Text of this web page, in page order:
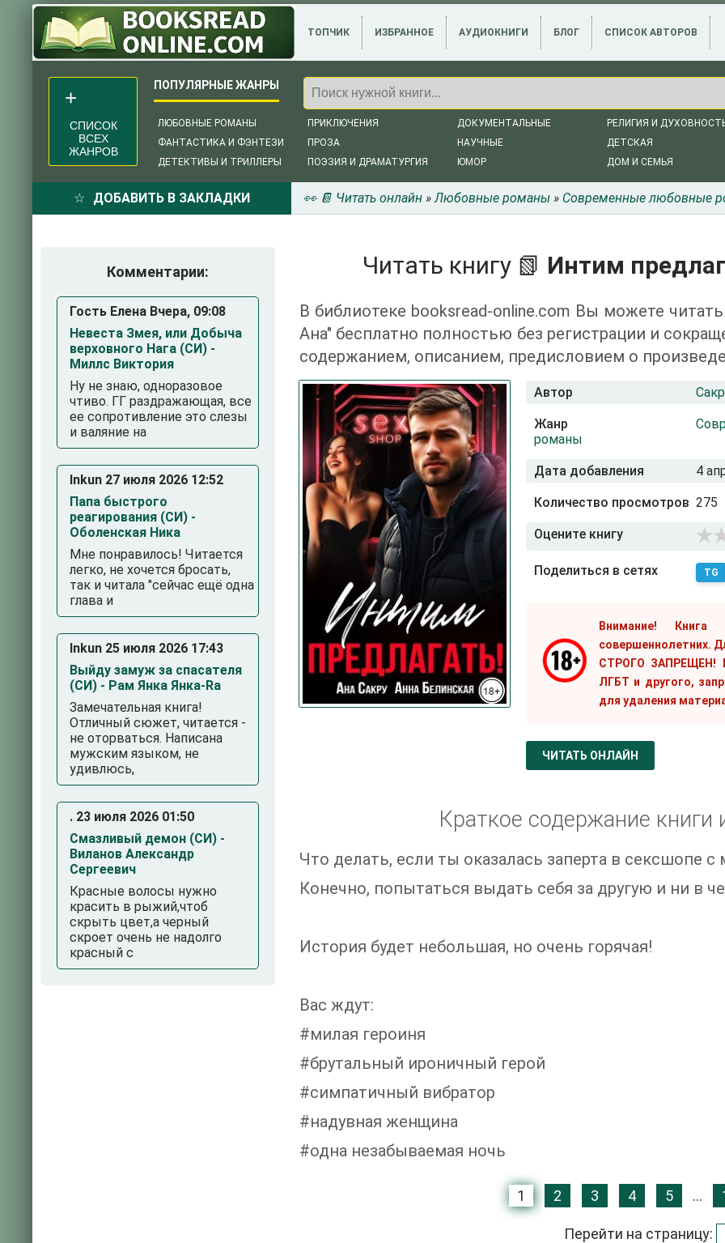
ТОПЧИК ИЗБРАННОЕ АУДИОКНИГИ БЛОГ СПИСОК АВТОРОВ
ЛЮБОВНЫЕ РОМАНЫ
ФАНТАСТИКА И ФЭНТЕЗИ
ДЕТЕКТИВЫ И ТРИЛЛЕРЫ
ПРИКЛЮЧЕНИЯ
ПРОЗА
ПОЭЗИЯ И ДРАМАТУРГИЯ
ДОКУМЕНТАЛЬНЫЕ
НАУЧНЫЕ
ЮМОР
РЕЛИГИЯ И
ДЕТСКАЯ
ДОМ И СЕМЬЯ
СПИСОК
ВСЕХ
ЖАНРОВ
ДОБАВИТЬ В ЗАКЛАДКИ 👀 📔 Читать онлайн »Любовные романы » Современные любовные
Читать книгу 📗 Интим
В библиотеке booksread-online.com Вы можете
Ана" бесплатно полностью без регистрации и
содержанием, описанием, предисловием о
Автор
Жанр
романы
Дата добавления 4
Количество просмотров 275
Оцените книгу
Поделиться в сетях TG
Внимание!
совершеннолетних.
СТРОГО ЗАПРЕЩЕН!
ЛГБТ и другого,
для удаления
ЧИТАТЬ ОНЛАЙН
Краткое содержание книги
Что делать, если ты оказалась заперта в сексшопе
Конечно, попытаться выдать себя за другую и ни в
История будет небольшая, но очень горячая!
Вас ждут:
#милая героиня
#брутальный ироничный герой
#симпатичный вибратор
#надувная женщина
#одна незабываемая ночь
1 2 3 4 5 ...
Перейти на страницу:
Комментарии:
Гость Елена Вчера, 09:08
Невеста Змея, или Добыча
верховного Нага (СИ) -
Миллс Виктория
Ну не знаю, одноразовое
чтиво. ГГ раздражающая, все
ее сопротивление это слезы
и валяние на
Inkun 27 июля 2026 12:52
Папа быстрого
реагирования (СИ) -
Оболенская Ника
Мне понравилось! Читается
легко, не хочется бросать,
так и читала "сейчас ещё одна
глава и
Inkun 25 июля 2026 17:43
Выйду замуж за спасателя
(СИ) - Рам Янка Янка-Ra
Замечательная книга!
Отличный сюжет, читается -
не оторваться. Написана
мужским языком, не
удивлюсь,
. 23 июля 2026 01:50
Смазливый демон (СИ) -
Виланов Александр
Сергеевич
Красные волосы нужно
красить в рыжий,чтоб
скрыть цвет,а черный
скроет очень не надолго
красный с